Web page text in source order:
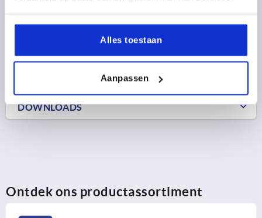
Alles toestaan
Aanpassen
PRODUCTGEGEVENS
DOWNLOADS
Ontdek ons productassortiment